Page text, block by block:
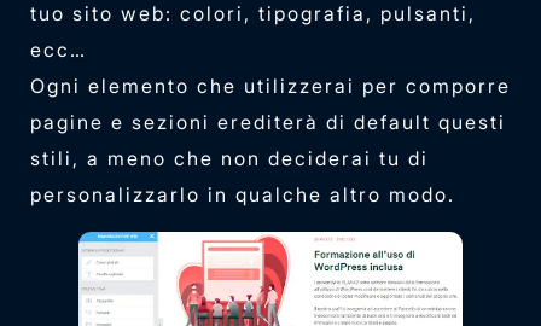
tuo sito web: colori, tipografia, pulsanti,
ecc…
Ogni elemento che utilizzerai per comporre
pagine e sezioni erediterà di default questi
stili, a meno che non deciderai tu di
personalizzarlo in qualche altro modo.